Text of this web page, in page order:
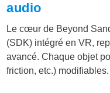
audio
Le cœur de Beyond
(SDK) intégré en VR,
avancé. Chaque objet
friction, etc.) modifiables.